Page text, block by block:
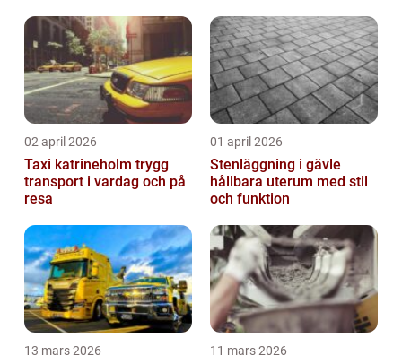
02 april 2026
Taxi katrineholm trygg
transport i vardag och på
resa
01 april 2026
Stenläggning i gävle
hållbara uterum med stil
och funktion
13 mars 2026 11 mars 2026